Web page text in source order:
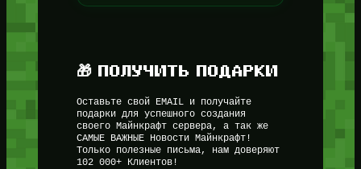
🎁 ПОЛУЧИТЬ ПОДАРКИ
Оставьте свой EMAIL и получайте
подарки для успешного создания
своего Майнкрафт сервера, а так же
САМЫЕ ВАЖНЫЕ Новости Майнкрафт!
Только полезные письма, нам доверяют
102 000+ Клиентов!